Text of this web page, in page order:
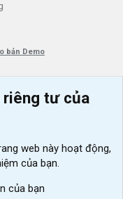
bản Demo
Office miễn phí
trợ
riêng tư của
web này hoạt động,
của bạn.
của bạn